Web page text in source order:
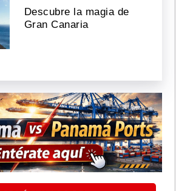
Descubre la magia de
Gran Canaria